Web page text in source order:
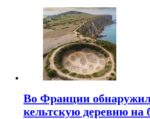
Во Франции
кельтскую деревню на